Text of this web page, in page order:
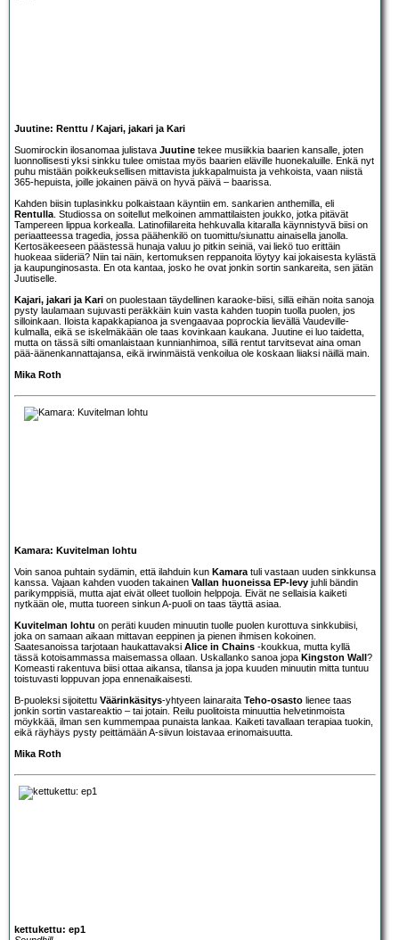
Juutine: Renttu / Kajari, jakari ja Kari
Suomirockin ilosanomaa julistava Juutine tekee musiikkia baarien kansalle, joten
luonnollisesti yksi sinkku tulee omistaa myös baarien eläville huonekaluille. Enkä nyt
puhu mistään poikkeuksellisen mittavista jukkapalmuista ja vehkoista, vaan niistä
365-hepuista, joille jokainen päivä on hyvä päivä – baarissa.
Kahden biisin tuplasinkku polkaistaan käyntiin em. sankarien anthemilla, eli
Rentulla . Studiossa on soitellut melkoinen ammattilaisten joukko, jotka pitävät
Tampereen lippua korkealla. Latinofiilareita hehkuvalla kitaralla käynnistyvä biisi on
periaatteessa tragedia, jossa päähenkilö on tuomittu/siunattu ainaisella janolla.
Kertosäkeeseen päästessä hunaja valuu jo pitkin seiniä, vai liekö tuo erittäin
huokeaa siideriä? Niin tai näin, kertomuksen reppanoita löytyy kai jokaisesta kylästä
ja kaupunginosasta. En ota kantaa, josko he ovat jonkin sortin sankareita, sen jätän
Juutiselle.
Kajari, jakari ja Kari on puolestaan täydellinen karaoke-biisi, sillä eihän noita sanoja
pysty laulamaan sujuvasti peräkkäin kuin vasta kahden tuopin tuolla puolen, jos
silloinkaan. Iloista kapakkapianoa ja svengaavaa poprockia lievällä Vaudeville-
kulmalla, eikä se iskelmäkään ole taas kovinkaan kaukana. Juutine ei luo taidetta,
mutta on tässä silti omanlaistaan kunnianhimoa, sillä rentut tarvitsevat aina oman
pää-äänenkannattajansa, eikä irwinmäistä venkoilua ole koskaan liiaksi näillä main.
Mika Roth
Kamara: Kuvitelman lohtu
Voin sanoa puhtain sydämin, että ilahduin kun Kamara tuli vastaan uuden sinkkunsa
kanssa. Vajaan kahden vuoden takainen Vallan huoneissa EP-levy juhli bändin
parikymppisiä, mutta ajat eivät olleet tuolloin helppoja. Eivät ne sellaisia kaiketi
nytkään ole, mutta tuoreen sinkun A-puoli on taas täyttä asiaa.
Kuvitelman lohtu on peräti kuuden minuutin tuolle puolen kurottuva sinkkubiisi,
joka on samaan aikaan mittavan eeppinen ja pienen ihmisen kokoinen.
Saatesanoissa tarjotaan haukattavaksi Alice in Chains -koukkua, mutta kyllä
tässä kotoisammassa maisemassa ollaan. Uskallanko sanoa jopa Kingston Wall?
Komeasti rakentuva biisi ottaa aikansa, tilansa ja jopa kuuden minuutin mitta tuntuu
toistuvasti loppuvan jopa ennenaikaisesti.
B-puoleksi sijoitettu Väärinkäsitys-yhtyeen lainaraita Teho-osasto lienee taas
jonkin sortin vastareaktio – tai jotain. Reilu puolitoista minuuttia helvetinmoista
möykkää, ilman sen kummempaa punaista lankaa. Kaiketi tavallaan terapiaa tuokin,
eikä räyhäys pysty peittämään A-siivun loistavaa erinomaisuutta.
Mika Roth
kettukettu: ep1